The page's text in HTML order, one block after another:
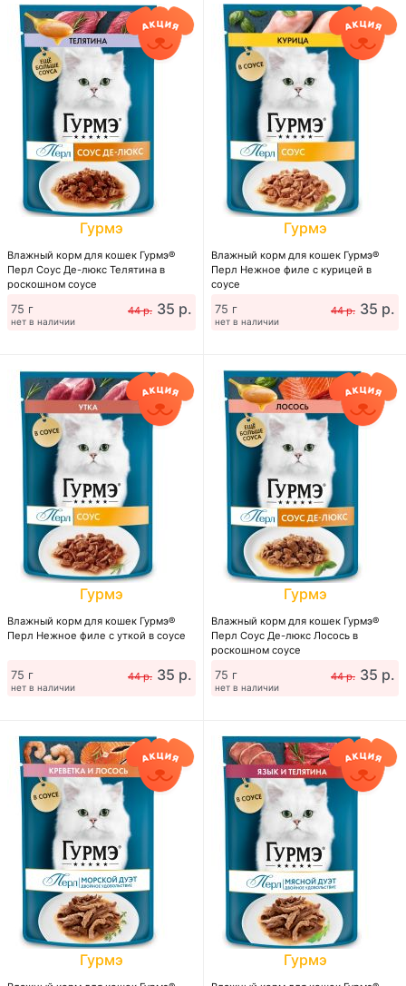
Гурмэ
Влажный корм для кошек Гурмэ®
Перл Соус Де-люкс Телятина в
роскошном соусе
нет в наличии
75 г 44 р. 35 р.
Гурмэ
Влажный корм для кошек Гурмэ®
Перл Нежное филе с курицей в
соусе
нет в наличии
75 г 44 р. 35 р.
Гурмэ
Влажный корм для кошек Гурмэ®
Перл Нежное филе с уткой в соусе
нет в наличии
75 г 44 р. 35 р.
Гурмэ
Влажный корм для кошек Гурмэ®
Перл Соус Де-люкс Лосось в
роскошном соусе
нет в наличии
75 г 44 р. 35 р.
Гурмэ Гурмэ